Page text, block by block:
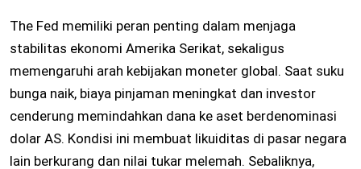
The Fed memiliki peran penting dalam menjaga
stabilitas ekonomi Amerika Serikat, sekaligus
memengaruhi arah kebijakan moneter global. Saat suku
bunga naik, biaya pinjaman meningkat dan investor
cenderung memindahkan dana ke aset berdenominasi
dolar AS. Kondisi ini membuat likuiditas di pasar negara
lain berkurang dan nilai tukar melemah. Sebaliknya,